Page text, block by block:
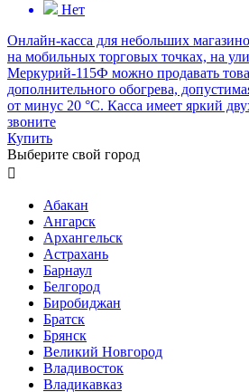
Нет
Онлайн-касса для небольших
на мобильных торговых точках, на
Меркурий-115Ф можно продавать
дополнительного обогрева,
от минус 20 °С. Касса имеет яркий
звоните
Купить
Выберите свой город

Абакан
Ангарск
Архангельск
Астрахань
Барнаул
Белгород
Биробиджан
Братск
Брянск
Великий Новгород
Владивосток
Владикавказ